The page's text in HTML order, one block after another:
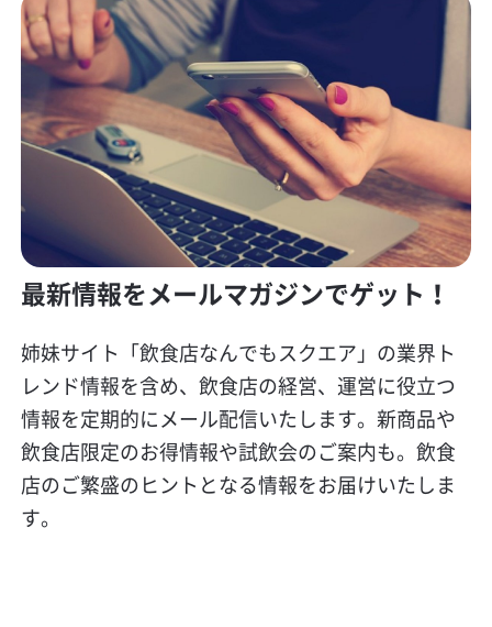
最新情報をメールマガジンでゲット！
姉妹サイト「飲食店なんでもスクエア」の業界ト
レンド情報を含め、飲食店の経営、運営に役立つ
情報を定期的にメール配信いたします。新商品や
飲食店限定のお得情報や試飲会のご案内も。飲食
店のご繁盛のヒントとなる情報をお届けいたしま
す。